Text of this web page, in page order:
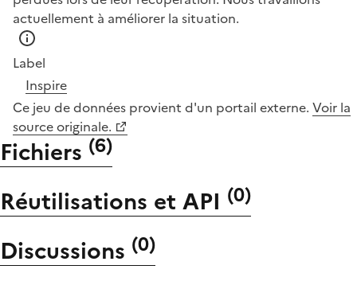
actuellement à améliorer la situation.
Label
Inspire
Ce jeu de données provient d'un portail externe. Voir la
source originale.
Fichiers (6)
Réutilisations et API (0)
Discussions (0)